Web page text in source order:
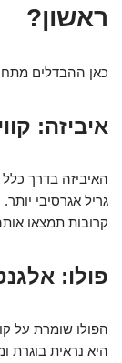
ראשון?
כאן ההבדלים
איביזה:
האיביזה בדרך
גריל אגרסיבי
קרובות תמצאו
פולו:
הפולו שומרת על
היא נראית בוגרת